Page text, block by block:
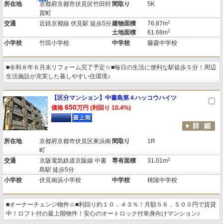
所在地
京都府京都市伏見区竹田狩
賀町
間取り 5K
交通 近鉄京都線 伏見駅 徒歩5分建物面積
土地面積
76.87m2
61.68m2
小学校 竹田小学校 中学校 藤森中学校
■令和８年６月末リフォーム完了予定☆■毎日の生活に便利な駅徒歩５分！周辺
生活施設が充実した暮しやすい住環境♪
【区分マンション】中書島第４ハッコウハイツ
価格 650万円 (利回り 10.4%)
所在地
京都府京都市伏見区東浜南
町
間取り 1R
交通
京阪電気鉄道京阪線 中書
島駅 徒歩5分
専有面積 31.01m2
小学校 伏見南浜小学校 中学校 桃陵中学校
■オーナーチェンジ物件☆■利回り約１０．４３％！月額５６，５００円で賃貸
中！ロフト付の最上階物件！安心のオートロック付単身向けマンション♪